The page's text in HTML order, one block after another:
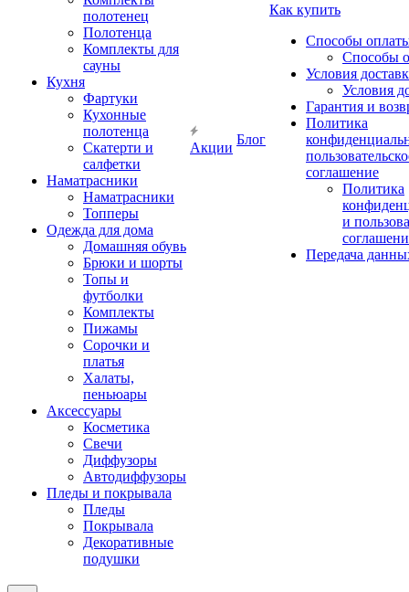
полотенец
Полотенца
Комплекты для
сауны
Кухня
Фартуки
Кухонные
полотенца
Скатерти и
салфетки
Наматрасники
Наматрасники
Топперы
Одежда для дома
Домашняя обувь
Брюки и шорты
Топы и
футболки
Комплекты
Пижамы
Сорочки и
платья
Халаты,
пеньюары
Аксессуары
Косметика
Свечи
Диффузоры
Автодиффузоры
Пледы и покрывала
Пледы
Покрывала
Декоративные
подушки
Акции
Блог
Как купить
Способы
Способы
Условия
Условия
Гарантия и
Политика
соглашение
Политика
и
Передача